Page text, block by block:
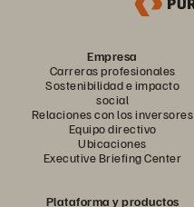
Empresa
Carreras profesionales
Sostenibilidad e impacto
social
Relaciones con los inversores
Equipo directivo
Ubicaciones
Executive Briefing Center
Plataforma y productos